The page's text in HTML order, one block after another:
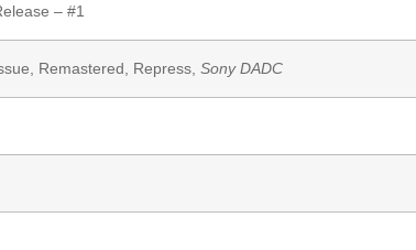
– #1
Remastered, Repress, Sony DADC